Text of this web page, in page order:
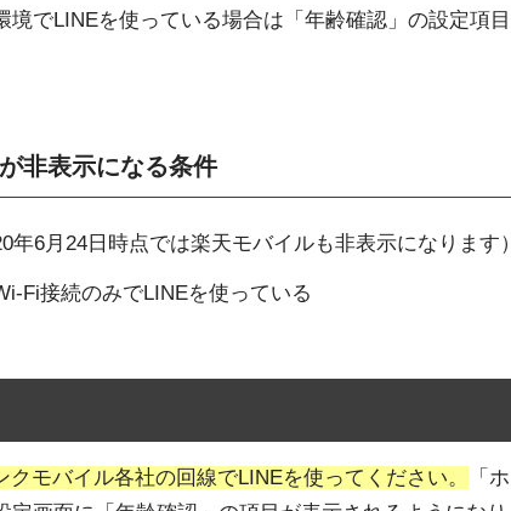
境でLINEを使っている場合は「年齢確認」の設定項目
非表示になる条件
6月24日時点では楽天モバイルも非表示になります）
Fi接続のみでLINEを使っている
モバイル各社の回線でLINEを使ってください。
「ホ